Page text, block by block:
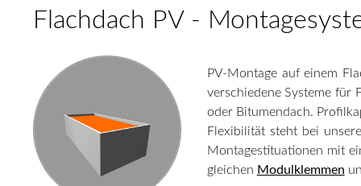
Flachdach PV -
PV-Montage auf einem
verschiedene Systeme für
oder Bitumendach.
Flexibilität steht bei
Montagestituationen mit
gleichen Modulklemmen